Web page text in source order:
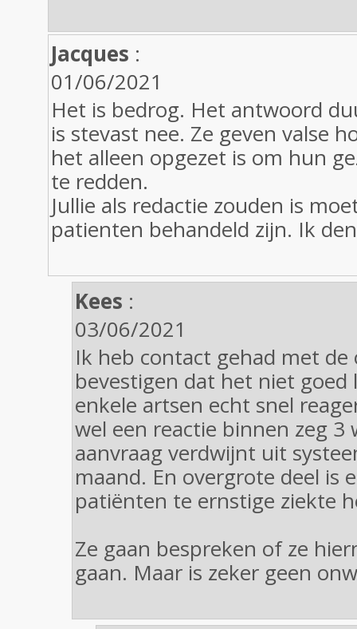
Jacques :
01/06/2021
Het is bedrog. Het antwoord
is stevast nee. Ze geven valse
het alleen opgezet is om hun
te redden.
Jullie als redactie zouden is
patienten behandeld zijn. Ik
Kees :
03/06/2021
Ik heb contact gehad met de
bevestigen dat het niet
enkele artsen echt snel
wel een reactie binnen zeg 3
aanvraag verdwijnt uit
maand. En overgrote deel is
patiënten te ernstige ziekte
Ze gaan bespreken of ze
gaan. Maar is zeker geen